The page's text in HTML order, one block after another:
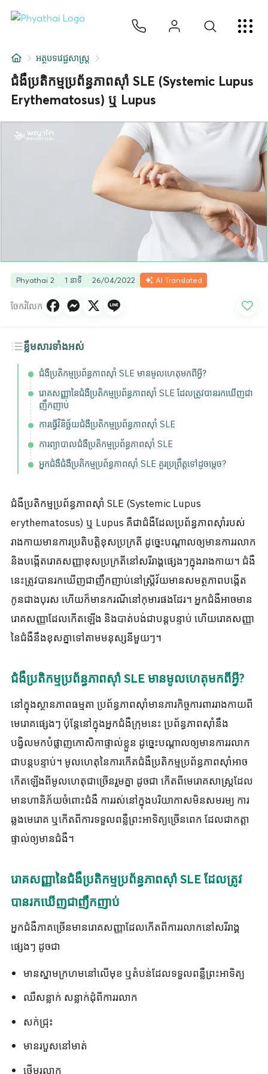
អត្ថបទ
អំពីពួកយើង
សាខាមន្ទីរពេទ្យ
អត្ថបទវេជ្ជសាស្ត្រ
ជំងឺប្រតិកម្មប្រព័ន្ធភាពស៊ាំ SLE (Systemic Lupus
Erythematosus) ឬ Lupus
Phyathai 2 1 នាទី 26/04/2022 AI Translated
ចែករំលែក
ខ្លឹមសារទាំងអស់
ជំងឺប្រតិកម្មប្រព័ន្ធភាពស៊ាំ SLE មានមូលហេតុមកពីអ្វី?
រោគសញ្ញានៃជំងឺប្រតិកម្មប្រព័ន្ធភាពស៊ាំ SLE ដែលត្រូវបានរកឃើញជា
ញឹកញាប់
ការធ្វើវិនិច្ឆ័យជំងឺប្រតិកម្មប្រព័ន្ធភាពស៊ាំ SLE
ការព្យាបាលជំងឺប្រតិកម្មប្រព័ន្ធភាពស៊ាំ SLE
អ្នកជំងឺជំងឺប្រតិកម្មប្រព័ន្ធភាពស៊ាំ SLE គួរប្រព្រឹត្តទៅដូចម្តេច?
ជំងឺប្រតិកម្មប្រព័ន្ធភាពស៊ាំ SLE (Systemic Lupus
erythematosus) ឬ Lupus គឺជាជំងឺដែលប្រព័ន្ធភាពស៊ាំរបស់
រាងកាយមានការប្រតិបត្តិខុសប្រក្រតី ដូច្នេះបណ្តាលឲ្យមានការរលាក
និងបង្កើតរោគសញ្ញាខុសប្រក្រតីនៅសរីរាង្គផ្សេងៗក្នុងរាងកាយ។ ជំងឺ
នេះត្រូវបានរកឃើញជាញឹកញាប់នៅស្ត្រីវ័យមានសមត្ថភាពបង្កើត
កូនជាងបុរស ហើយក៏មានករណីនៅកុមារផងដែរ។ អ្នកជំងឺអាចមាន
រោគសញ្ញាដែលកើតឡើង និងបាត់បង់ជាបន្តបន្ទាប់ ហើយរោគសញ្ញា
នៃជំងឺនឹងខុសគ្នាទៅតាមមនុស្សនីមួយៗ។
ជំងឺប្រតិកម្មប្រព័ន្ធភាពស៊ាំ SLE មានមូលហេតុមកពីអ្វី?
នៅក្នុងស្ថានភាពធម្មតា ប្រព័ន្ធភាពស៊ាំមានភារកិច្ចការពាររាងកាយពី
មេរោគផ្សេងៗ ប៉ុន្តែនៅក្នុងអ្នកជំងឺក្រុមនេះ ប្រព័ន្ធភាពស៊ាំនឹង
បង្វិលមកបំផ្លាញកោសិកាផ្ទាល់ខ្លួន ដូច្នេះបណ្តាលឲ្យមានការរលាក
ជាបន្តបន្ទាប់។ មូលហេតុនៃការកើតជំងឺប្រតិកម្មប្រព័ន្ធភាពស៊ាំអាច
កើតឡើងពីមូលហេតុជាច្រើនរួមគ្នា ដូចជា កើតពីមេរោគសាស្ត្រដែល
មានហានិភ័យចំពោះជំងឺ ការរស់នៅក្នុងបរិយាកាសមិនសមរម្យ ការ
ឆ្លងមេរោគ ឬកើតពីការទទួលពន្លឺព្រះអាទិត្យច្រើនពេក ដែលជាកត្តា
ផ្ទាល់ឲ្យមានជំងឺ។
រោគសញ្ញានៃជំងឺប្រតិកម្មប្រព័ន្ធភាពស៊ាំ SLE ដែលត្រូវ
បានរកឃើញជាញឹកញាប់
អ្នកជំងឺភាគច្រើនមានរោគសញ្ញាដែលកើតពីការរលាកនៅសរីរាង្គ
ផ្សេងៗ ដូចជា
មានស្នាមក្រហមនៅលើមុខ ឬតំបន់ដែលទទួលពន្លឺព្រះអាទិត្យ
ឈឺសន្លាក់ សន្លាក់ដុំពីការរលាក
សក់ជ្រុះ
មានរបួសនៅមាត់